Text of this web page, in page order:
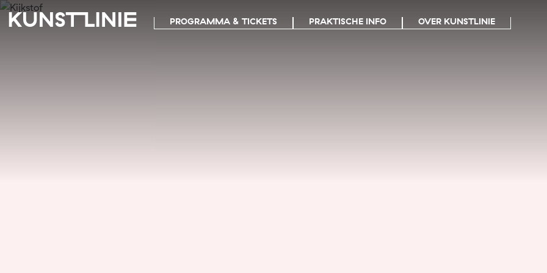
PROGRAMMA & TICKETS PRAKTISCHE INFO OVER KUNSTLINIE